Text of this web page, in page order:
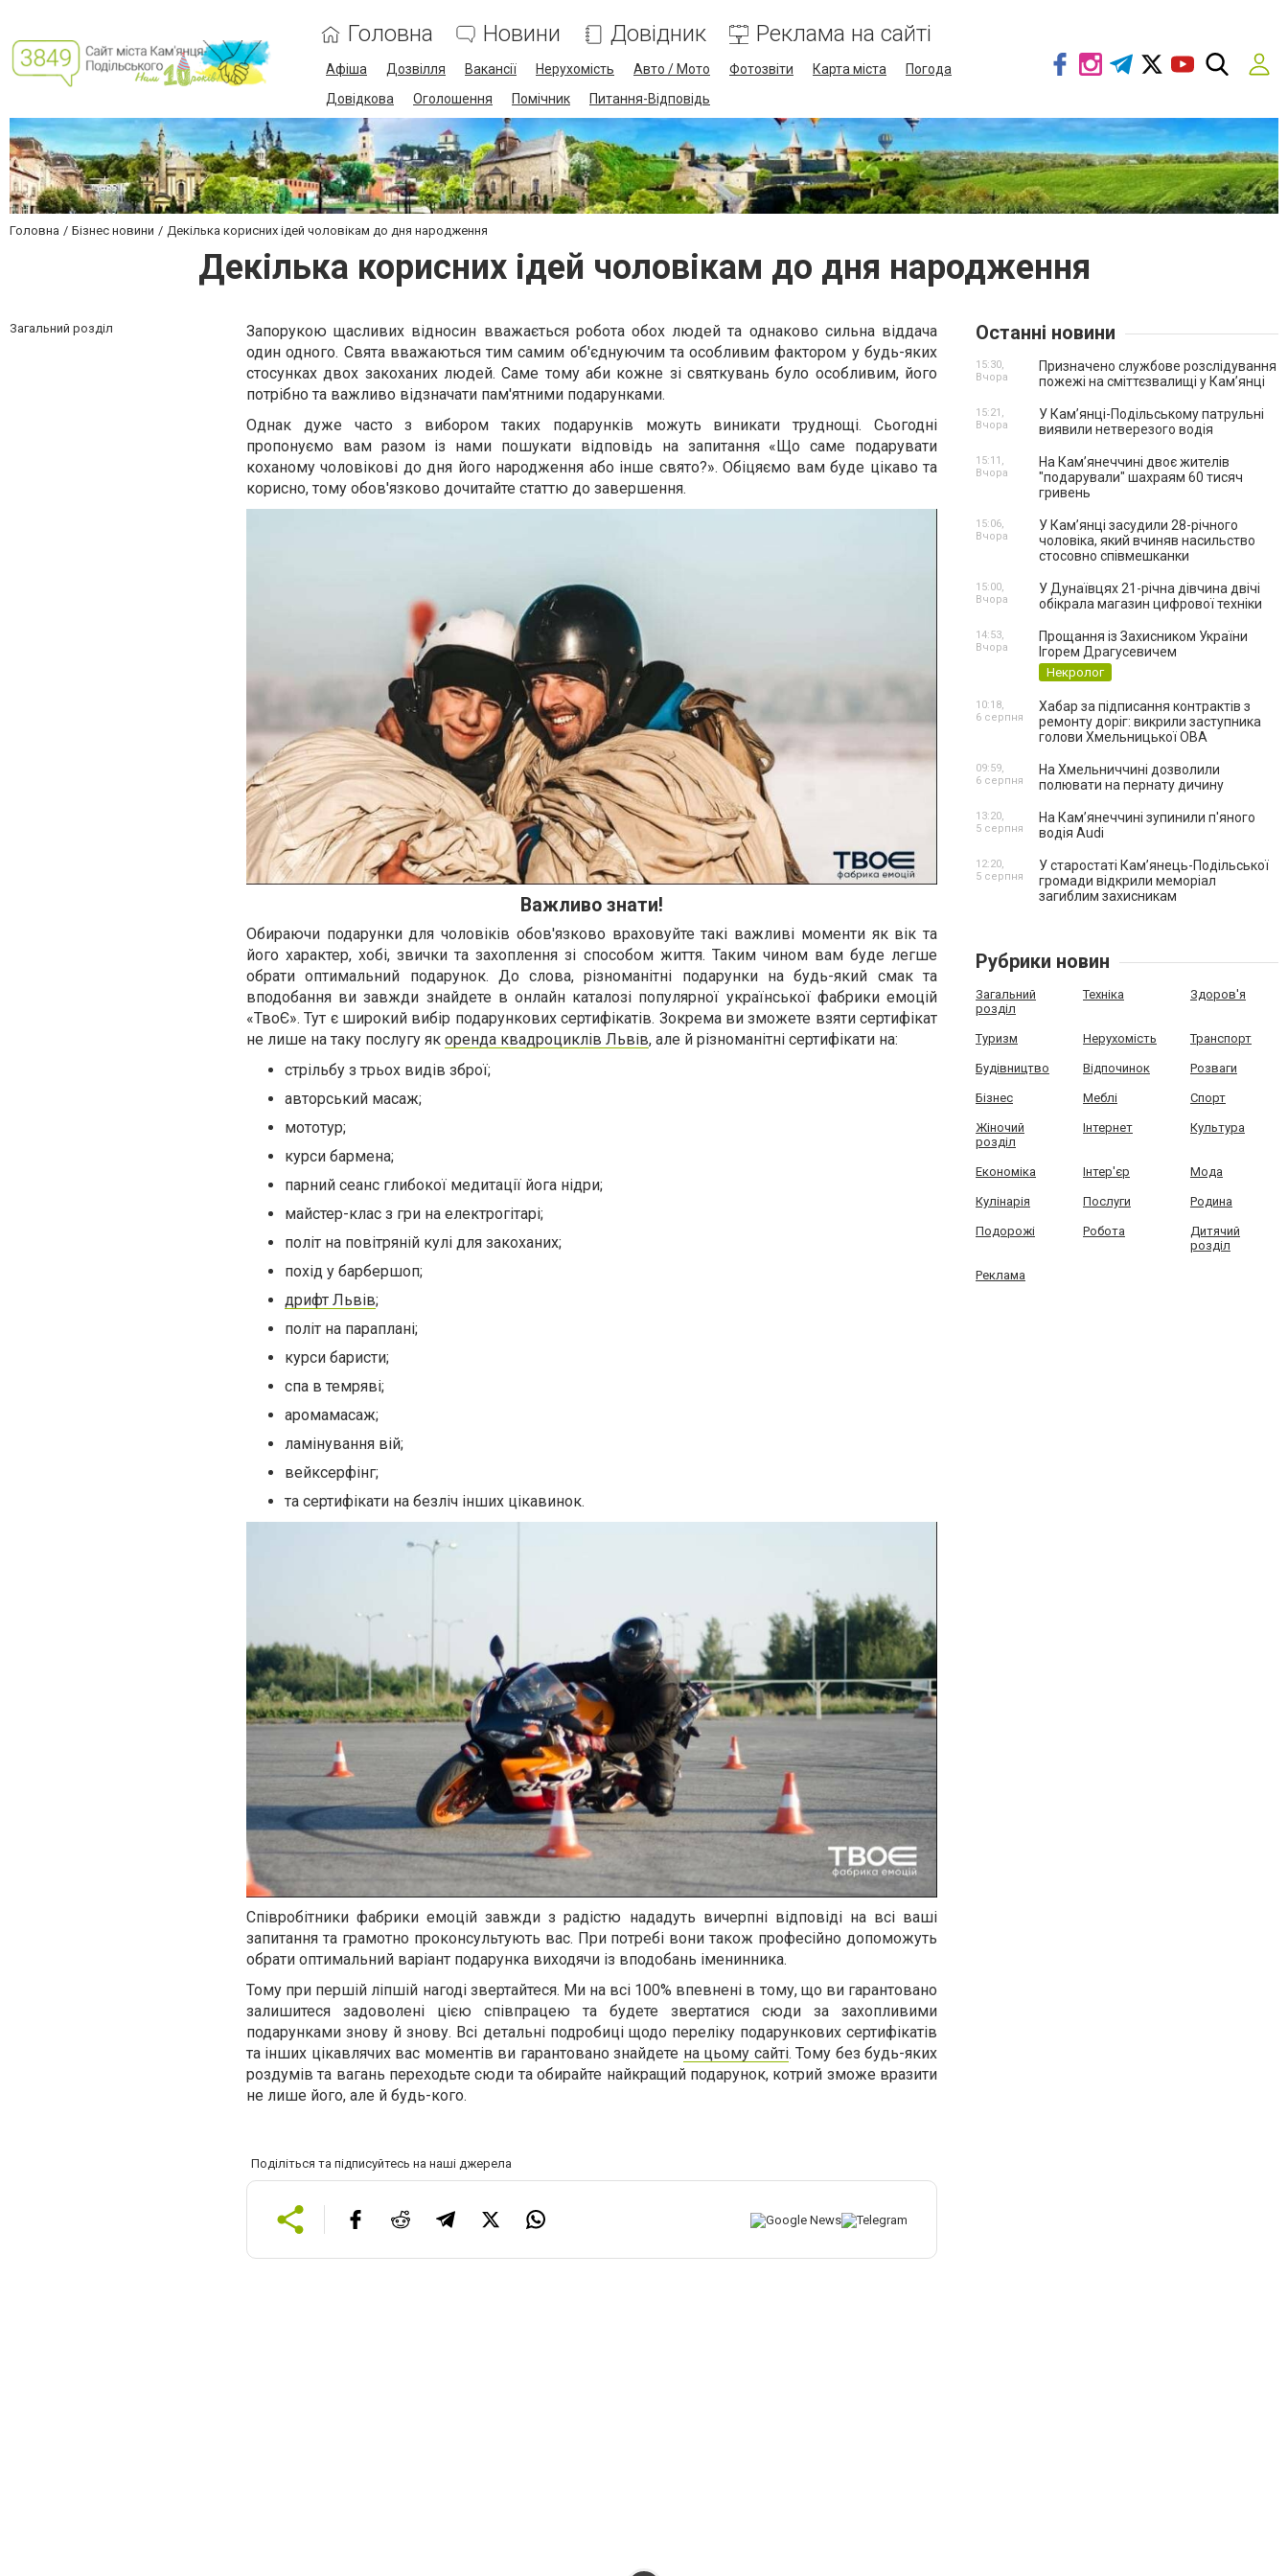
Головна Новини Довідник Реклама на сайті
Афіша Дозвілля Вакансії Нерухомість Авто / Мото Фотозвіти Карта міста
Погода
Довідкова
Оголошення Помічник Питання-Відповідь
Головна Бізнес новини Декілька корисних ідей чоловікам до дня народження
Декілька корисних ідей чоловікам до дня народження
Загальний розділ
Запорукою щасливих відносин вважається робота обох людей та однаково сильна віддача
один одного. Свята вважаються тим самим об'єднуючим та особливим фактором у будь-яких
стосунках двох закоханих людей. Саме тому аби кожне зі святкувань було особливим, його
потрібно та важливо відзначати пам'ятними подарунками.
Однак дуже часто з вибором таких подарунків можуть виникати труднощі. Сьогодні
пропонуємо вам разом із нами пошукати відповідь на запитання «Що саме подарувати
коханому чоловікові до дня його народження або інше свято?». Обіцяємо вам буде цікаво та
корисно, тому обов'язково дочитайте статтю до завершення.
Важливо знати!
Обираючи подарунки для чоловіків обов'язково враховуйте такі важливі моменти як вік та
його характер, хобі, звички та захоплення зі способом життя. Таким чином вам буде легше
обрати оптимальний подарунок. До слова, різноманітні подарунки на будь-який смак та
вподобання ви завжди знайдете в онлайн каталозі популярної української фабрики емоцій
«ТвоЄ». Тут є широкий вибір подарункових сертифікатів. Зокрема ви зможете взяти сертифікат
не лише на таку послугу як оренда квадроциклів Львів, але й різноманітні сертифікати на:
стрільбу з трьох видів зброї;
авторський масаж;
мототур;
курси бармена;
парний сеанс глибокої медитації йога нідри;
майстер-клас з гри на електрогітарі;
політ на повітряній кулі для закоханих;
похід у барбершоп;
дрифт Львів;
політ на параплані;
курси баристи;
спа в темряві;
аромамасаж;
ламінування вій;
вейксерфінг;
та сертифікати на безліч інших цікавинок.
Співробітники фабрики емоцій завжди з радістю нададуть вичерпні відповіді на всі ваші
запитання та грамотно проконсультують вас. При потребі вони також професійно допоможуть
обрати оптимальний варіант подарунка виходячи із вподобань іменинника.
Тому при першій ліпшій нагоді звертайтеся. Ми на всі 100% впевнені в тому, що ви гарантовано
залишитеся задоволені цією співпрацею та будете звертатися сюди за захопливими
подарунками знову й знову. Всі детальні подробиці щодо переліку подарункових сертифікатів
та інших цікавлячих вас моментів ви гарантовано знайдете на цьому сайті. Тому без будь-яких
роздумів та вагань переходьте сюди та обирайте найкращий подарунок, котрий зможе вразити
не лише його, але й будь-кого.
Поділіться та підписуйтесь на наші джерела
Останні новини
Призначено службове розслідування
пожежі на сміттєзвалищі у Кам’янці
15:30,
Вчора
У Кам’янці-Подільському патрульні
виявили нетверезого водія
15:21,
Вчора
На Камʼянеччині двоє жителів
"подарували" шахраям 60 тисяч
гривень
15:11,
Вчора
У Камʼянці засудили 28-річного
чоловіка, який вчиняв насильство
стосовно співмешканки
15:06,
Вчора
У Дунаївцях 21-річна дівчина двічі
обікрала магазин цифрової техніки
15:00,
Вчора
Прощання із Захисником України
Ігорем Драгусевичем
Некролог
14:53,
Вчора
Хабар за підписання контрактів з
ремонту доріг: викрили заступника
голови Хмельницької ОВА
10:18,
6 серпня
На Хмельниччині дозволили
полювати на пернату дичину
09:59,
6 серпня
На Камʼянеччині зупинили п'яного
водія Audi
13:20,
5 серпня
У старостаті Кам’янець-Подільської
громади відкрили меморіал
загиблим захисникам
12:20,
5 серпня
Рубрики новин
Загальний
розділ
Техніка Здоров'я
Туризм Нерухомість Транспорт
Будівництво Відпочинок Розваги
Бізнес Меблі Спорт
Жіночий
розділ
Інтернет Культура
Економіка Інтер'єр Мода
Кулінарія Послуги Родина
Подорожі Робота
Дитячий
розділ
Реклама